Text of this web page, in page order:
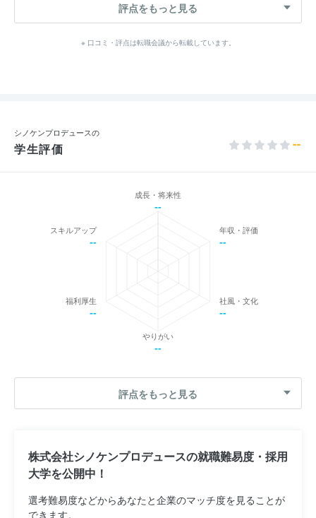
評点をもっと見る
※ 口コミ・評点は転職会議から転載しています。
シノケンプロデュースの
学生評価 --
成長・将来性
--
年収・評価
--
社風・文化
--
やりがい
--
福利厚生
--
スキルアップ
--
評点をもっと見る
株式会社シノケンプロデュースの就職難易度・採用
大学を公開中！
選考難易度などからあなたと企業のマッチ度を見ることが
できます。